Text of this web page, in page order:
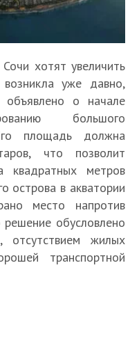
хотят увеличить
уже давно,
о начале
большого
площадь должна
что позволит
квадратных метров
острова в акватории
место напротив
обусловлено
отсутствием жилых
транспортной